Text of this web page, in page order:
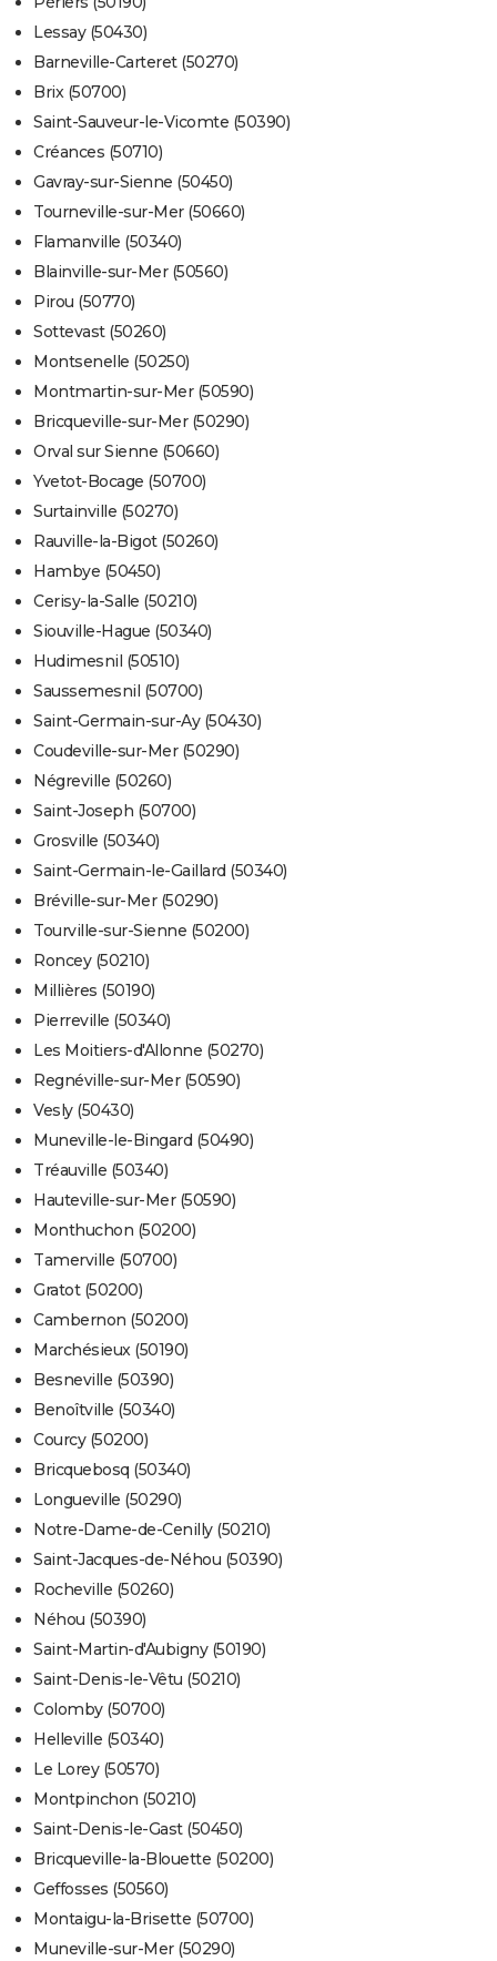
Lessay (50430)
Barneville-Carteret (50270)
Brix (50700)
Saint-Sauveur-le-Vicomte (50390)
Créances (50710)
Gavray-sur-Sienne (50450)
Tourneville-sur-Mer (50660)
Flamanville (50340)
Blainville-sur-Mer (50560)
Pirou (50770)
Sottevast (50260)
Montsenelle (50250)
Montmartin-sur-Mer (50590)
Bricqueville-sur-Mer (50290)
Orval sur Sienne (50660)
Yvetot-Bocage (50700)
Surtainville (50270)
Rauville-la-Bigot (50260)
Hambye (50450)
Cerisy-la-Salle (50210)
Siouville-Hague (50340)
Hudimesnil (50510)
Saussemesnil (50700)
Saint-Germain-sur-Ay (50430)
Coudeville-sur-Mer (50290)
Négreville (50260)
Saint-Joseph (50700)
Grosville (50340)
Saint-Germain-le-Gaillard (50340)
Bréville-sur-Mer (50290)
Tourville-sur-Sienne (50200)
Roncey (50210)
Millières (50190)
Pierreville (50340)
Les Moitiers-d'Allonne (50270)
Regnéville-sur-Mer (50590)
Vesly (50430)
Muneville-le-Bingard (50490)
Tréauville (50340)
Hauteville-sur-Mer (50590)
Monthuchon (50200)
Tamerville (50700)
Gratot (50200)
Cambernon (50200)
Marchésieux (50190)
Besneville (50390)
Benoîtville (50340)
Courcy (50200)
Bricquebosq (50340)
Longueville (50290)
Notre-Dame-de-Cenilly (50210)
Saint-Jacques-de-Néhou (50390)
Rocheville (50260)
Néhou (50390)
Saint-Martin-d'Aubigny (50190)
Saint-Denis-le-Vêtu (50210)
Colomby (50700)
Helleville (50340)
Le Lorey (50570)
Montpinchon (50210)
Saint-Denis-le-Gast (50450)
Bricqueville-la-Blouette (50200)
Geffosses (50560)
Montaigu-la-Brisette (50700)
Muneville-sur-Mer (50290)